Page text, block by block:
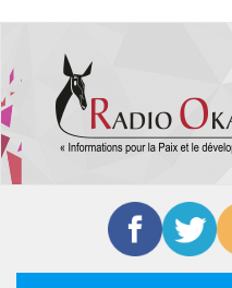
contenu
principal